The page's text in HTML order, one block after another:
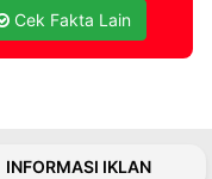
Cek Fakta Lain
INFORMASI IKLAN